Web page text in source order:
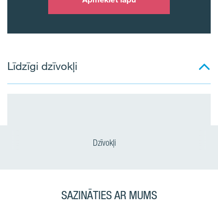
Līdzīgi dzīvokļi
Dzīvokļi
SAZINĀTIES AR MUMS